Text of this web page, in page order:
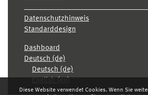
Diese Website verwendet Cookies. Wenn Sie
Datenschutzhinweis
Standarddesign
Dashboard
Deutsch ‎(de)‎
Deutsch ‎(de)‎